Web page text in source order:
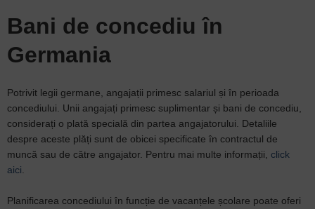
Bani de concediu în
Germania
Potrivit legii germane, angajații primesc salariul și în perioada
concediului. Unii angajați primesc suplimentar și bani de concediu,
considerați o plată specială din partea angajatorului. Detaliile
despre aceste plăți sunt de obicei specificate în contractul de
muncă sau de către angajator. Pentru mai multe informații, click
aici
Planificarea concediului în funcție de vacanțele școlare poate oferi